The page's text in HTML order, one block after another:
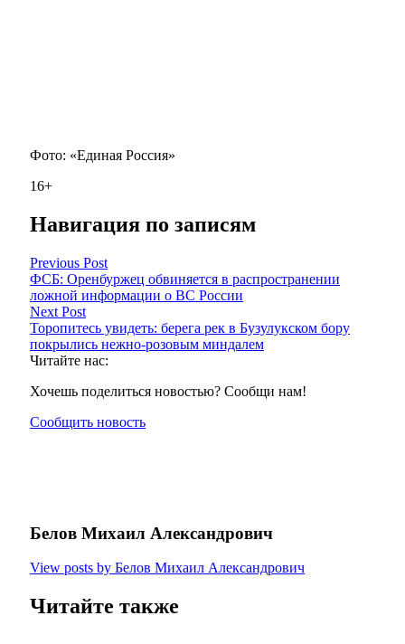
Фото: «Единая Россия»
16+
Навигация по записям
Previous Post
ФСБ: Оренбуржец обвиняется в распространении
ложной информации о ВС России
Next Post
Торопитесь увидеть: берега рек в Бузулукском бору
покрылись нежно-розовым миндалем
Читайте нас:
Хочешь поделиться новостью? Сообщи нам!
Сообщить новость
Белов Михаил Александрович
View posts by Белов Михаил Александрович
Читайте также